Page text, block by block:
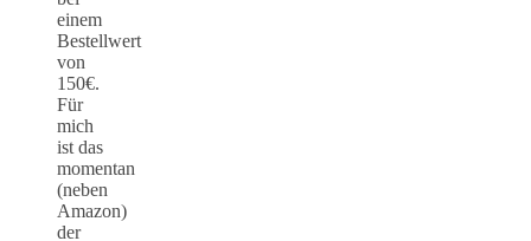
einem
Bestellwert
von
150€.
Für
mich
ist das
momentan
(neben
Amazon)
der